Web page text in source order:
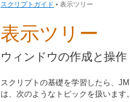
スクリプトガイド • 表示ツリー
表示ツリー
ウィンドウの作成と操作
スクリプトの基礎を学習したら、
は、次のようなトピックを扱います。